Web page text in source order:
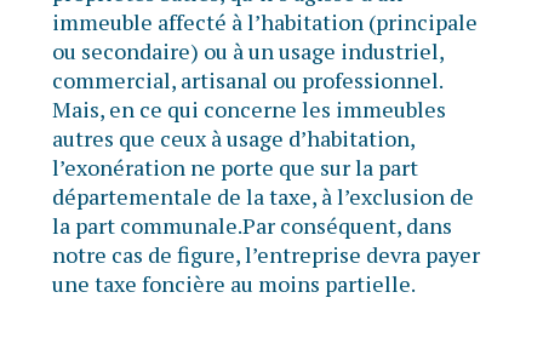
immeuble affecté à l’habitation (principale
ou secondaire) ou à un usage industriel,
commercial, artisanal ou professionnel.
Mais, en ce qui concerne les immeubles
autres que ceux à usage d’habitation,
l’exonération ne porte que sur la part
départementale de la taxe, à l’exclusion de
la part communale.Par conséquent, dans
notre cas de figure, l’entreprise devra payer
une taxe foncière au moins partielle.